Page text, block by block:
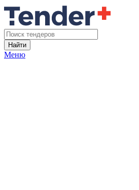
Найти
Меню